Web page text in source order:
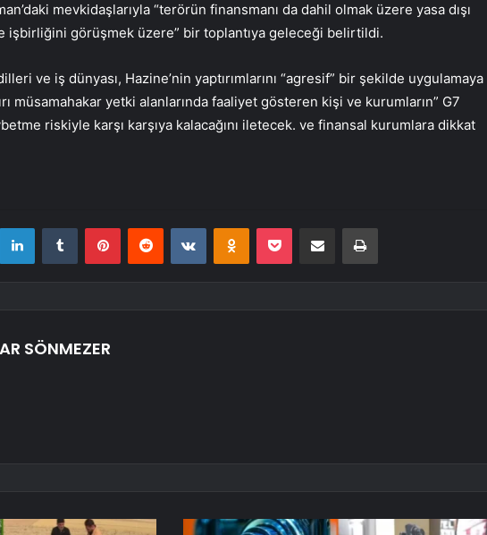
mevkidaşlarıyla “terörün finansmanı da dahil olmak üzere yasa dışı
işbirliğini görüşmek üzere” bir toplantıya geleceği belirtildi.
ve iş dünyası, Hazine’nin yaptırımlarını “agresif” bir şekilde uygulamaya
müsamahakar yetki alanlarında faaliyet gösteren kişi ve kurumların” G7
riskiyle karşı karşıya kalacağını iletecek. ve finansal kurumlara dikkat
LinkedInTumblr PinterestReddit VKontakteOdnoklassniki
Pocket E-Posta ile paylaş Yazdır
SÖNMEZER